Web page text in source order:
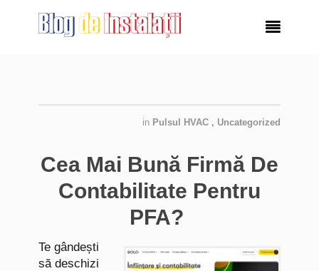

in Pulsul HVAC , Uncategorized
Cea Mai Bună Firmă De
Contabilitate Pentru
PFA?
Te gândești
să deschizi